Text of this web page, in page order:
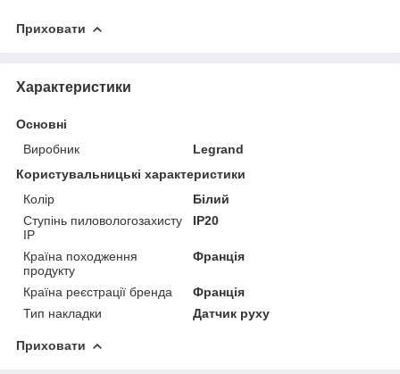
Приховати
Характеристики
Основні
Виробник
Legrand
Користувальницькі характеристики
Колір
Білий
Ступінь пиловологозахисту
IP
IP20
Країна походження
продукту
Франція
Країна реєстрації бренда
Франція
Тип накладки
Датчик руху
Приховати